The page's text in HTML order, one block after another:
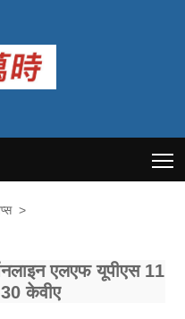
>
एलएफ यूपीएस 11
केवीए